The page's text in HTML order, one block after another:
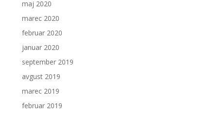
maj 2020
marec 2020
februar 2020
januar 2020
september 2019
avgust 2019
marec 2019
februar 2019